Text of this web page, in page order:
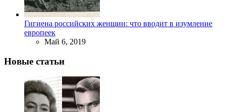
Гигиена российских женщин: что вводит в изумление
европеек
Май 6, 2019
Новые статьи